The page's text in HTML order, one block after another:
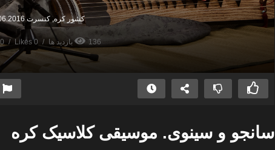
کشور کره کنسرت
136 بازدید ها 0 Likes 0 نظرات
سانجو و سینوی. موسیقی کلاسیک کره